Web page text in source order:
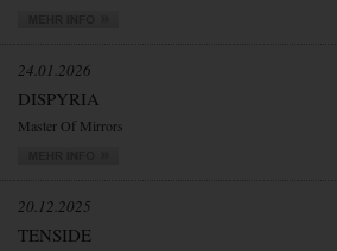
24.01.2026
DISPYRIA
Master Of Mirrors
20.12.2025
TENSIDE